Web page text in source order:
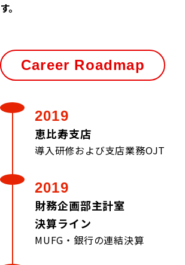
す。
Career Roadmap
2019
恵比寿支店
導入研修および支店業務OJT
2019
財務企画部主計室
決算ライン
MUFG・銀行の連結決算